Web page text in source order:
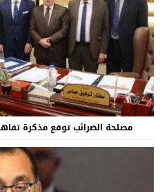
مصلحة الضرائب توقع مذكرة